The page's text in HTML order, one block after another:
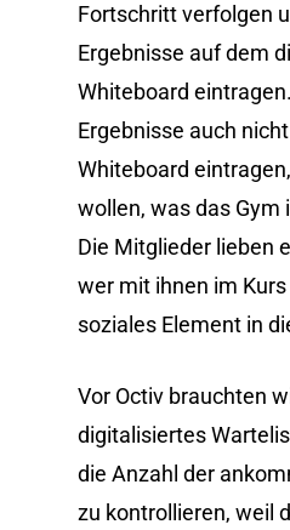
Fortschritt verfolgen
Ergebnisse auf dem
Whiteboard
Ergebnisse auch
Whiteboard
wollen, was das Gym
Die Mitglieder lieben
wer mit ihnen im
soziales Element in
Vor Octiv brauchten
digitalisiertes
die Anzahl der
zu kontrollieren, weil